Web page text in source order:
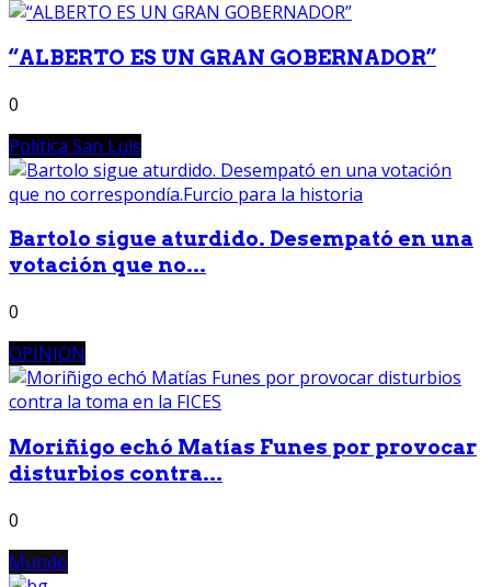
“ALBERTO ES UN GRAN GOBERNADOR”
0
Política San Luis
Bartolo sigue aturdido. Desempató en una
votación que no...
0
OPINION
Moriñigo echó Matías Funes por provocar
disturbios contra...
0
Mundo